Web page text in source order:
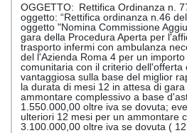
Rettifica Ordinanza n.
oggetto: “Rettifica ordinanza n.46
oggetto "Nomina Commissione
gara della Procedura Aperta per
trasporto infermi con ambulanza
del l'Azienda Roma 4 per un
comunitaria con il criterio dell'offerta
vantaggiosa sulla base del miglior
la durata di mesi 12 in attesa di
ammontare complessivo a base
1.550.000,00 oltre iva se dovuta;
ulteriori 12 mesi per un ammontare
3.100.000,00 oltre iva se dovuta ( 12